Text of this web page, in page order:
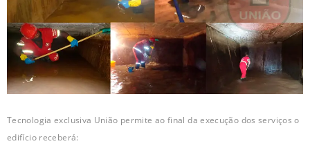
Tecnologia exclusiva União permite ao final da execução dos serviços o
edifício receberá: